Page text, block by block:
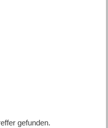
gefunden.